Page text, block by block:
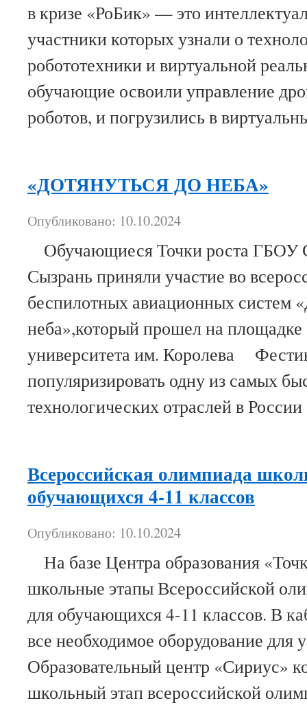
в кризе «РоБик» — это
участники которых узнали о
робототехники и виртуальной
обучающие освоили управление
роботов, и погрузились в
«ДОТЯНУТЬСЯ ДО НЕБА»
Опубликовано: 10.10.2024
Обучающиеся Точки роста
Сызрань приняли участие во
беспилотных авиационных систем
неба»,который прошел на площадке
университета им. Королева
популяризировать одну из самых
технологических отраслей в
Всероссийская олимпиада
обучающихся 4-11 классов
Опубликовано: 10.10.2024
На базе Центра образования
школьные этапы Всероссийской
для обучающихся 4-11 классов. В
все необходимое оборудование для
Образовательный центр «Сириус»
школьный этап всероссийской